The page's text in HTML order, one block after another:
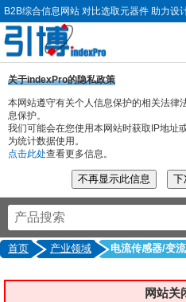
B2B综合信息网站 对比选取元器件 助力设
关于indexPro的隐私政策
本网站遵守有关个人信息保护的相关法律
息保护。
我们可能会在您使用本网站时获取IP地址
为统计数据使用。
点击此处查看更多信息。
首页 产业领域 电流传感器/变
网站关